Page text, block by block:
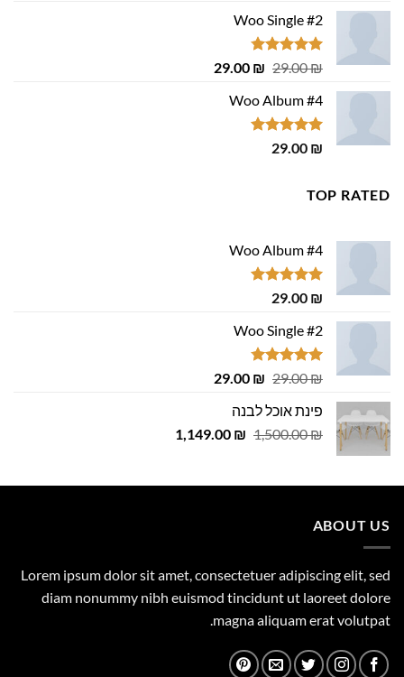
500.00 ₪.
Woo Single #2
דורג4.75
29.00₪
המחיר
היה:
29.00 ₪.
29.00 ₪
המחיר
Woo Album #4
דורג5.00
29.00 ₪
TOP RATED
Woo Album #4
דורג5.00
29.00 ₪
Woo Single #2
דורג4.75
29.00₪
המחיר
היה:
29.00 ₪.
29.00 ₪
המחיר
29.00 ₪.
פינת אוכל לבנה
1,500.00₪
המחיר
1,500.00 ₪.
1,149.00 ₪
המחיר
1,149.00 ₪.
ABOUT US
Lorem ipsum dolor sit amet, consectetuer adipiscing elit, sed
diam nonummy nibh euismod tincidunt ut laoreet dolore
magna aliquam erat volutpat.